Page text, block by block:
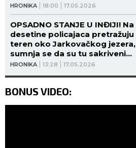
HRONIKA 18:00 17.05.2026
HRONIKA 13:28 17.05.2026
OPSADNO STANJE U INĐIJI! Na
desetine policajaca pretražuju
teren oko Jarkovačkog jezera,
sumnja se da su tu sakriveni
ostaci likvidiranog Nešovića!
BONUS VIDEO: